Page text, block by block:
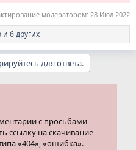
модератором: 28 Июл 2022
и 6 других
для ответа.
с просьбами
ссылку на скачивание
«404», «ошибка».